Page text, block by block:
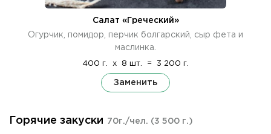
Салат «Греческий»
Огурчик, помидор, перчик болгарский, сыр фета и
маслинка.
400 г. x 8 шт. = 3 200 г.
Заменить
Горячие закуски 70г./чел. (3 500 г.)